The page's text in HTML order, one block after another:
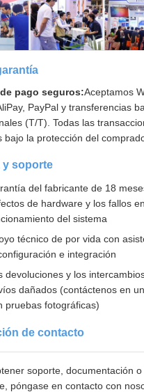
pago seguros:Aceptamos
PayPal y transferencias
(T/T). Todas las
bajo la protección del
y soporte
del fabricante de 18
de hardware y los fallos
del sistema
técnico de por vida con
e integración
devoluciones y los
dañados (contáctenos en
pruebas fotográficas)
de contacto
soporte, documentación
póngase en contacto con